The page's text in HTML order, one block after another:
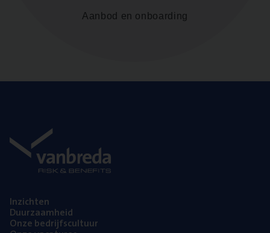
Aanbod en onboarding
Inzich­ten
Duur­zaam­heid
Onze bedrijfs­cul­tuur